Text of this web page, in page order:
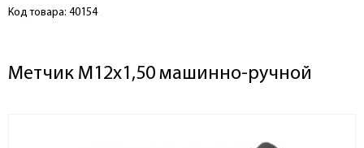
Код товара: 40154
Метчик М12х1,50 машинно-ручной